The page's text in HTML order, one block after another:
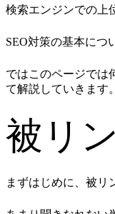
検索エンジンでの上
SEO対策の基本につ
ではこのページでは
て解説していきます。
被リ
まずはじめに、被リ